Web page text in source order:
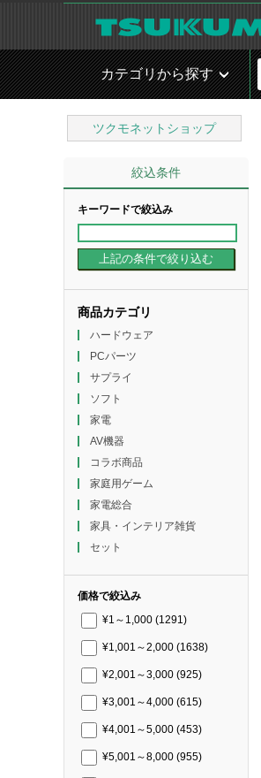
カテゴリから探す
ツクモネットショップ
絞込条件
キーワードで絞込み
商品カテゴリ
ハードウェア
PCパーツ
サプライ
ソフト
家電
AV機器
コラボ商品
家庭用ゲーム
家電総合
家具・インテリア雑貨
セット
価格で絞込み
¥1～1,000 (1291)
¥1,001～2,000 (1638)
¥2,001～3,000 (925)
¥3,001～4,000 (615)
¥4,001～5,000 (453)
¥5,001～8,000 (955)